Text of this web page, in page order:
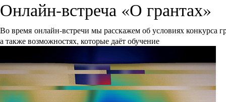
Онлайн-встреча «О грантах»
Во время онлайн-встречи мы расскажем об условиях
а также возможностях, которые даёт обучение